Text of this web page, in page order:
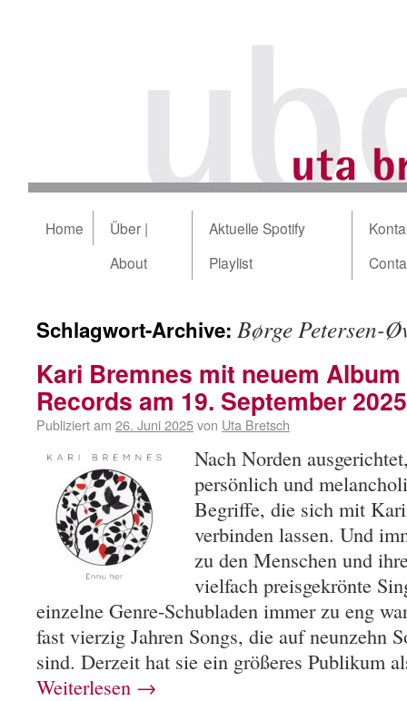
Home
Über |
About
Aktuelle Spotify
Playlist
Schlagwort-Archive: Børge Petersen-
Kari Bremnes mit neuem
Records am 19. September 2025
Publiziert am 26. Juni 2025von Uta Bretsch
Nach Norden
persönlich und
Begriffe, die sich mit
verbinden lassen. Und
zu den Menschen und
vielfach preisgekrönte
einzelne Genre-Schubladen immer zu eng
fast vierzig Jahren Songs, die auf neunzehn
sind. Derzeit hat sie ein größeres Publikum
Weiterlesen →